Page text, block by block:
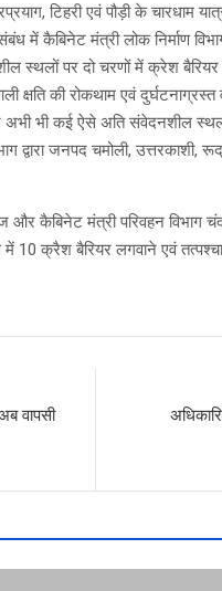
टिहरी एवं पौड़ी के चारधाम
में कैबिनेट मंत्री लोक निर्माण
स्थलों पर दो चरणों में क्रेश
क्षति की रोकथाम एवं
अभी भी कई ऐसे अति संवेदनशील
जनपद चमोली, उत्तरकाशी,
और कैबिनेट मंत्री परिवहन
10 क्रैश बैरियर लगवाने एवं
वापसी